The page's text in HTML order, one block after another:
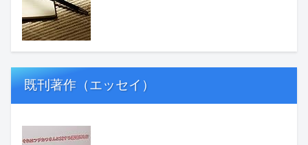
既刊著作（エッセイ）